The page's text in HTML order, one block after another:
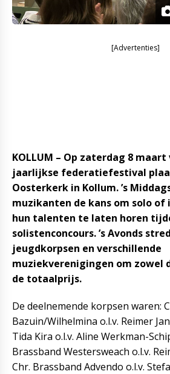
[Advertenties]
KOLLUM – Op zaterdag 8
jaarlijkse federatiefestival
Oosterkerk in Kollum. ’s
muzikanten de kans om solo of
hun talenten te laten horen
solistenconcours. ’s Avonds
jeugdkorpsen en verschillende
muziekverenigingen om zowel
de totaalprijs.
De deelnemende korpsen waren:
Bazuin/Wilhelmina o.l.v. Reimer
Tida Kira o.l.v. Aline Werkman-
Brassband Westersweach o.l.v.
Chr. Brassband Advendo o.l.v.